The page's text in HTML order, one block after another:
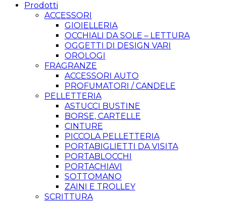
Prodotti
ACCESSORI
GIOIELLERIA
OCCHIALI DA SOLE – LETTURA
OGGETTI DI DESIGN VARI
OROLOGI
FRAGRANZE
ACCESSORI AUTO
PROFUMATORI / CANDELE
PELLETTERIA
ASTUCCI BUSTINE
BORSE, CARTELLE
CINTURE
PICCOLA PELLETTERIA
PORTABIGLIETTI DA VISITA
PORTABLOCCHI
PORTACHIAVI
SOTTOMANO
ZAINI E TROLLEY
SCRITTURA